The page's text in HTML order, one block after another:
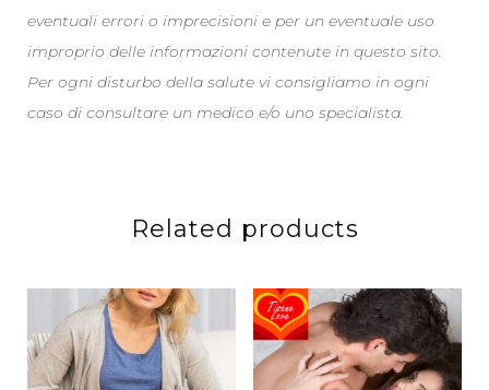
eventuali errori o imprecisioni e per un eventuale uso
improprio delle informazioni contenute in questo sito.
Per ogni disturbo della salute vi consigliamo in ogni
caso di consultare un medico e/o uno specialista.
Related products